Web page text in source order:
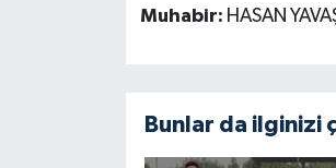
Muhabir: HASAN
Bunlar da ilginizi